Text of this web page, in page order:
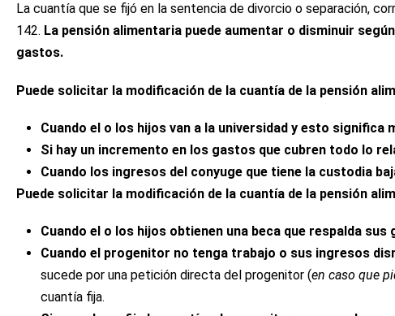
La cuantía que se fijó en la sentencia de divorcio o separación,
142. La pensión alimentaria puede aumentar o disminuir
gastos.
Puede solicitar la modificación de la cuantía de la pensión
Cuando el o los hijos van a la universidad y esto significa
Si hay un incremento en los gastos que cubren todo lo
Cuando los ingresos del conyuge que tiene la custodia
Puede solicitar la modificación de la cuantía de la pensión
Cuando el o los hijos obtienen una beca que respalda
Cuando el progenitor no tenga trabajo o sus ingresos
sucede por una petición directa del progenitor (en caso que
cuantía fija.